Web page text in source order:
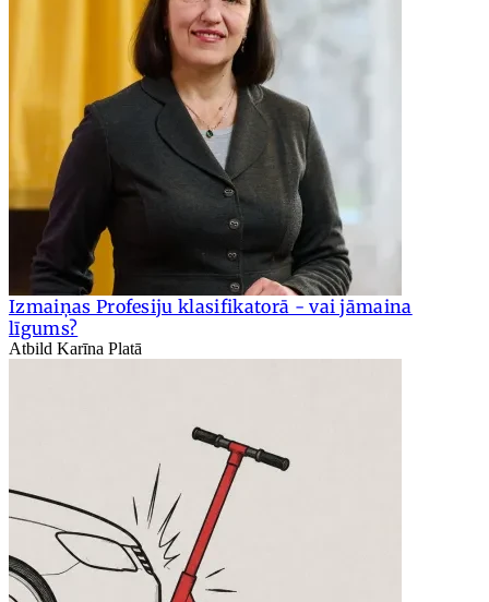
Izmaiņas Profesiju klasifikatorā - vai jāmaina
līgums?
Atbild Karīna Platā